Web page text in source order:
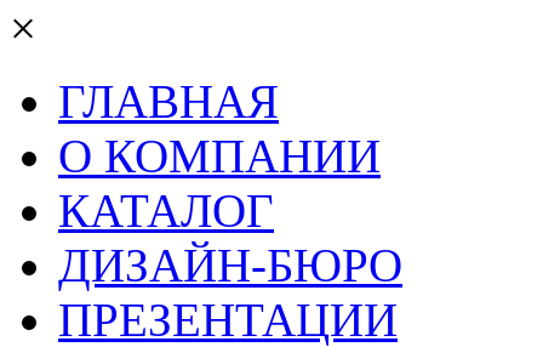
×
ГЛАВНАЯ
О КОМПАНИИ
КАТАЛОГ
ДИЗАЙН-БЮРО
ПРЕЗЕНТАЦИИ